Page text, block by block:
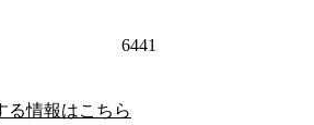
6441
る情報はこちら